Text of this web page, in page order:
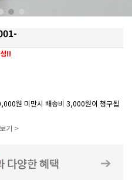
!!
원 미만시 배송비 3,000원이 청구됩
기 >